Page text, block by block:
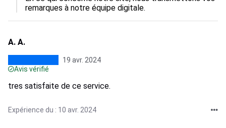
remarques à notre équipe digitale.
A. A.
19 avr. 2024
Avis vérifié
tres satisfaite de ce service.
Expérience du : 10 avr. 2024